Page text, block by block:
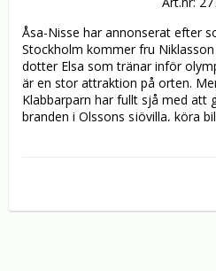
Åsa-Nisse har annonserat efter
Stockholm kommer fru
dotter Elsa som tränar inför
är en stor attraktion på orten.
Klabbarparn har fullt sjå med att
branden i Olssons sjövilla, köra